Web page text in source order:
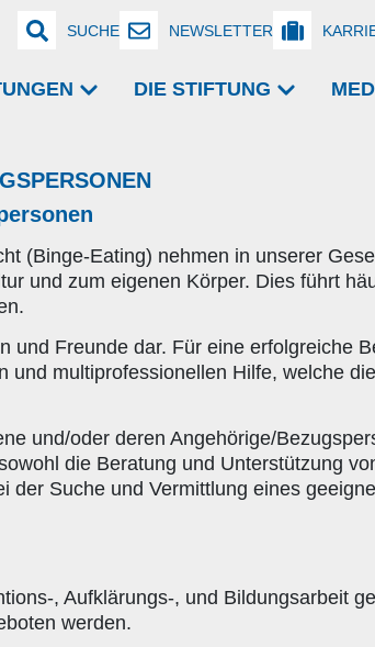
SUCHE NEWSLETTER
DIE STIFTUNG
(Binge-Eating) nehmen in unserer
und zum eigenen Körper. Dies führt
Freunde dar. Für eine erfolgreiche
multiprofessionellen Hilfe, welche
und/oder deren Angehörige/
die Beratung und Unterstützung
Suche und Vermittlung eines
, Aufklärungs-, und Bildungsarbeit
werden.